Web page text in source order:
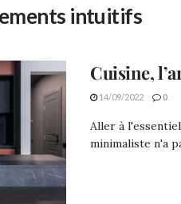
intuitifs
Cuisine,
14/09/2022 0
Aller à
minimaliste n'a